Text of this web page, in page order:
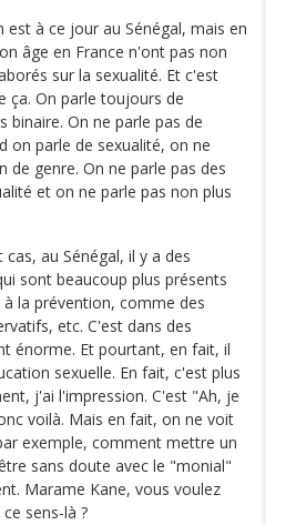
est à ce jour au Sénégal, mais en
âge en France n'ont pas non
sur la sexualité. Et c'est
ça. On parle toujours de
binaire. On ne parle pas de
on parle de sexualité, on ne
de genre. On ne parle pas des
et on ne parle pas non plus
cas, au Sénégal, il y a des
sont beaucoup plus présents
la prévention, comme des
etc. C'est dans des
énorme. Et pourtant, en fait, il
sexuelle. En fait, c'est plus
j'ai l'impression. C'est "Ah, je
voilà. Mais en fait, on ne voit
exemple, comment mettre un
sans doute avec le "monial"
Marame Kane, vous voulez
sens-là ?